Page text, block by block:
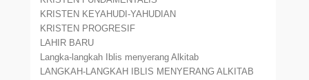
KRISTEN KEYAHUDI-YAHUDIAN
KRISTEN PROGRESIF
LAHIR BARU
Langka-langkah Iblis menyerang Alkitab
LANGKAH-LANGKAH IBLIS MENYERANG ALKITAB